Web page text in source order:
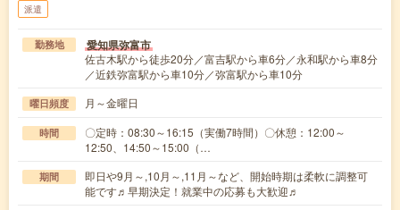
派遣
勤務地 愛知県弥富市
佐古木駅から徒歩20分／富吉駅から車6分／永和駅から車8分
／近鉄弥富駅から車10分／弥富駅から車10分
曜日頻度 月～金曜日
時間
〇定時：08:30～16:15（実働7時間）〇休憩：12:00～
12:50、14:50～15:00（…
期間
即日や9月～,10月～,11月～など、開始時期は柔軟に調整可
能です♬早期決定！就業中の応募も大歓迎♬